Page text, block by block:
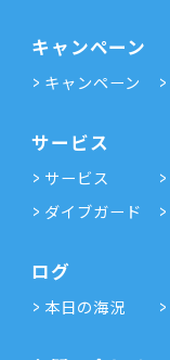
キャンペーン
キャンペーン
サービス
サービス
ダイブガード
ログ
本日の海況